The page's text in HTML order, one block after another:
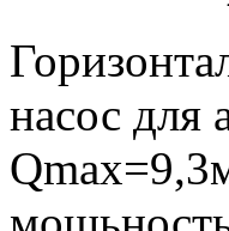
насос для